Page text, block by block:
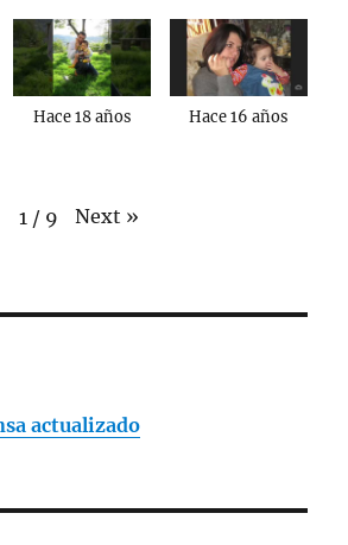
Hace 18 años Hace 16 años
1 / 9 Next »
actualizado